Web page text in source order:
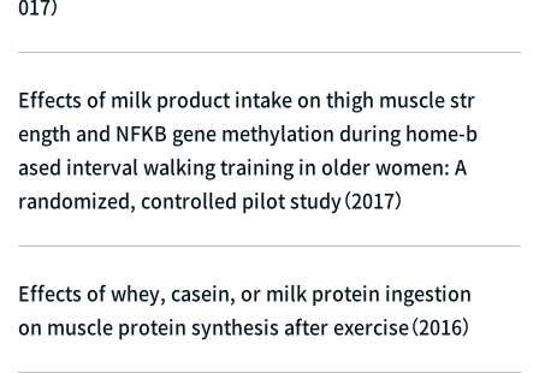
Effects of milk product intake on thigh muscle str
ength and NFKB gene methylation during home-b
ased interval walking training in older women: A
randomized, controlled pilot study（2017）
Effects of whey, casein, or milk protein ingestion
on muscle protein synthesis after exercise（2016）